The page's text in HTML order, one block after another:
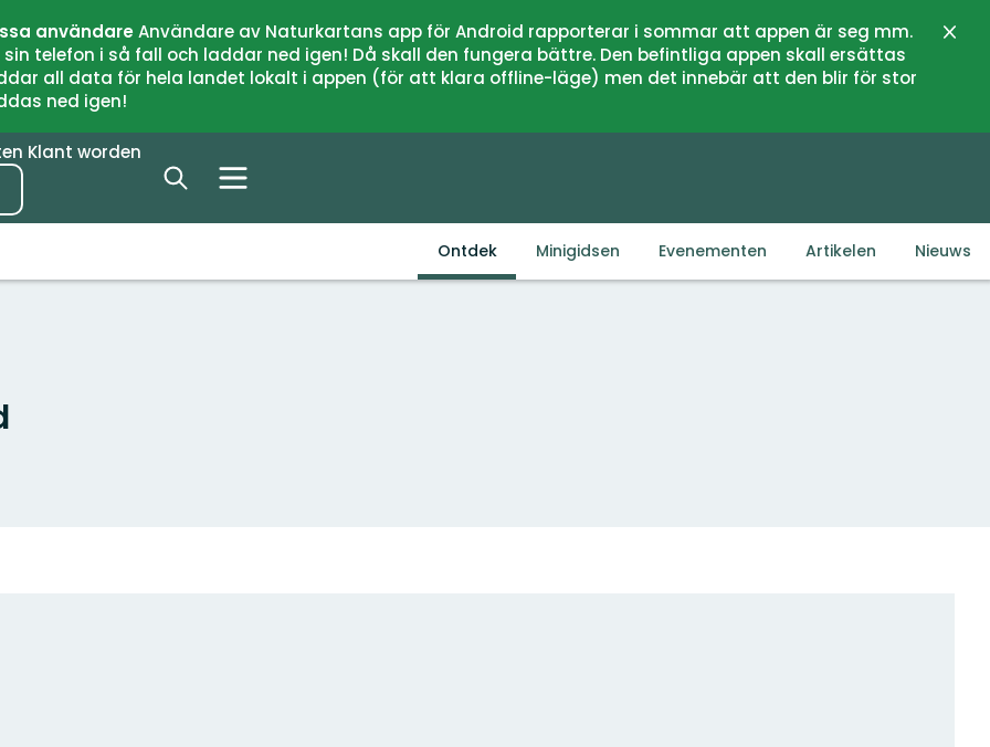
användareAnvändare av Naturkartans app för Android rapporterar i sommar att appen är seg mm.
telefon i så fall och laddar ned igen! Då skall den fungera bättre. Den befintliga appen skall ersättas
all data för hela landet lokalt i appen (för att klara offline-läge) men det innebär att den blir för stor
ned igen!
Klant worden
Ontdek Minigidsen Evenementen Artikelen Nieuws